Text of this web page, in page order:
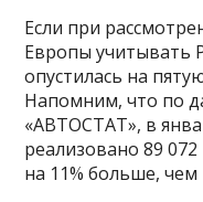
Если при
Европы учитывать
опустилась на
Напомним, что по
«АВТОСТАТ», в
реализовано 89
на 11% больше, чем